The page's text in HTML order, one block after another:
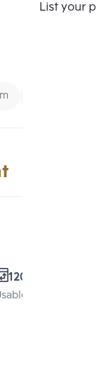
List your
120 Sq.m.
area